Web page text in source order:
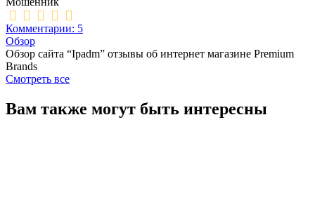
Комментарии: 5
Обзор
Обзор сайта “Ipadm” отзывы об интернет магазине Premium
Brands
Смотреть все
Вам также могут быть интересны